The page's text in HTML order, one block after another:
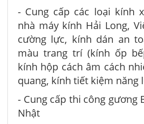
- Cung cấp các loại kính
nhà máy kính Hải Long,
cường lực, kính dán an
màu trang trí (kính ốp
kính hộp cách âm cách
quang, kính tiết kiệm năng
- Cung cấp thi công gương
Nhật